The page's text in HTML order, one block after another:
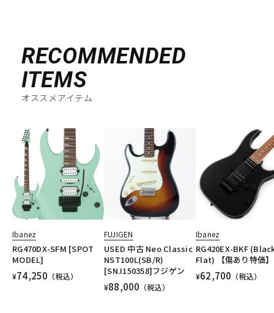
RECOMMENDED
ITEMS
オススメアイテム
Ibanez
RG470DX-SFM [SPOT
MODEL]
¥74,250 （税込）
FUJIGEN
USED 中古 Neo Classic
NST100L(SB/R)
[SN.I150358]フジゲン
¥88,000 （税込）
Ibanez
RG420EX-BKF
Flat) 【傷あり特価】
¥62,700 （税込）